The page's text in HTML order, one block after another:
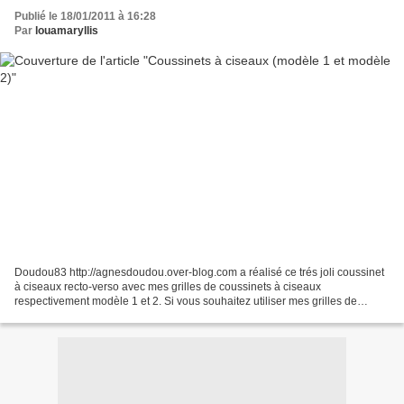
Publié le 18/01/2011 à 16:28
Par louamaryllis
Doudou83 http://agnesdoudou.over-blog.com a réalisé ce trés joli coussinet
à ciseaux recto-verso avec mes grilles de coussinets à ciseaux
respectivement modèle 1 et 2. Si vous souhaitez utiliser mes grilles de